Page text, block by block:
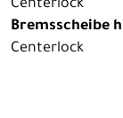
Centerlock
Bremsscheibe
Centerlock